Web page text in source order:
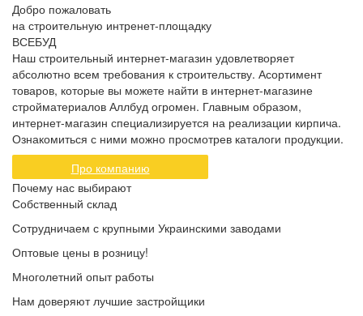
Добро пожаловать
на строительную интренет-площадку
ВСЕБУД
Наш строительный интернет-магазин удовлетворяет
абсолютно всем требования к строительству. Асортимент
товаров, которые вы можете найти в интернет-магазине
стройматериалов Аллбуд огромен. Главным образом,
интернет-магазин специализируется на реализации кирпича.
Ознакомиться с ними можно просмотрев каталоги продукции.
Про компанию
Почему нас выбирают
Собственный склад
Сотрудничаем с крупными Украинскими заводами
Оптовые цены в розницу!
Многолетний опыт работы
Нам доверяют лучшие застройщики